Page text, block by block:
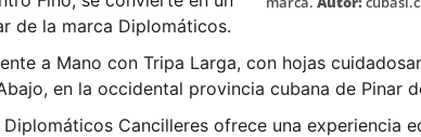
de la marca Diplomáticos.
a Mano con Tripa Larga, con hojas
en la occidental provincia cubana de Pinar
Cancilleres ofrece una experiencia